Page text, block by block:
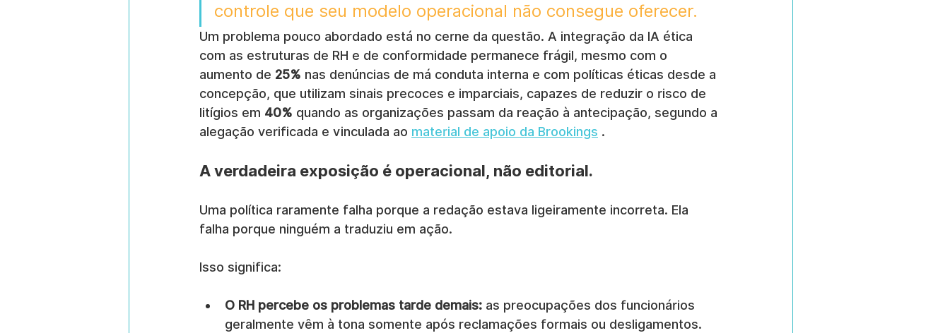
controle que seu modelo operacional não consegue oferecer.
Um problema pouco abordado está no cerne da questão. A integração da IA ética
com as estruturas de RH e de conformidade permanece frágil, mesmo com o
aumento de 25% nas denúncias de má conduta interna e com políticas éticas desde a
concepção, que utilizam sinais precoces e imparciais, capazes de reduzir o risco de
litígios em 40% quando as organizações passam da reação à antecipação, segundo a
alegação verificada e vinculada ao material de apoio da Brookings .
A verdadeira exposição é operacional, não editorial.
Uma política raramente falha porque a redação estava ligeiramente incorreta. Ela
falha porque ninguém a traduziu em ação.
Isso significa:
O RH percebe os problemas tarde demais: as preocupações dos funcionários
geralmente vêm à tona somente após reclamações formais ou desligamentos.